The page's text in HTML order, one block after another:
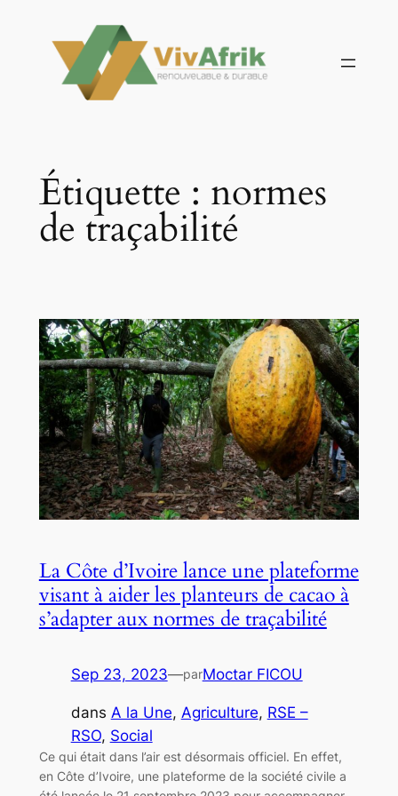
contenu
Étiquette : normes
de traçabilité
La Côte d’Ivoire lance une plateforme
visant à aider les planteurs de cacao à
s’adapter aux normes de traçabilité
Sep 23, 2023—parMoctar FICOU
dans A la Une, Agriculture, RSE –
RSO, Social
Ce qui était dans l’air est désormais officiel. En effet,
en Côte d’Ivoire, une plateforme de la société civile a